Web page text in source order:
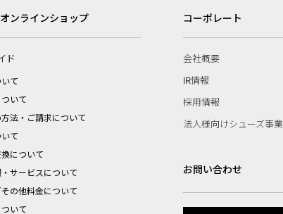
ンラインショップ
ド
て
いて
法・ご請求について
て
について
サービスについて
の他料金について
いて
コーポレート
会社概要
IR情報
採用情報
法人様向けシューズ事業
お問い合わせ